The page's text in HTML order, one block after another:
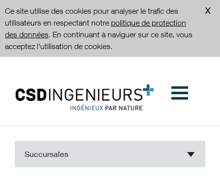
Ce site utilise des cookies pour analyser le trafic des
utilisateurs en respectant notre politique de protection
des données. En continuant à naviguer sur ce site, vous
acceptez l'utilisation de cookies.
Succursales